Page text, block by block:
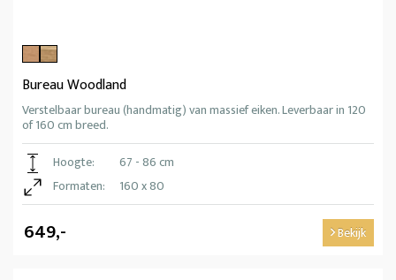
Bureau Woodland
Verstelbaar bureau (handmatig) van massief eiken. Leverbaar in 120
of 160 cm breed.
Hoogte:
67 - 86 cm
Formaten:
160 x 80
649,- Bekijk